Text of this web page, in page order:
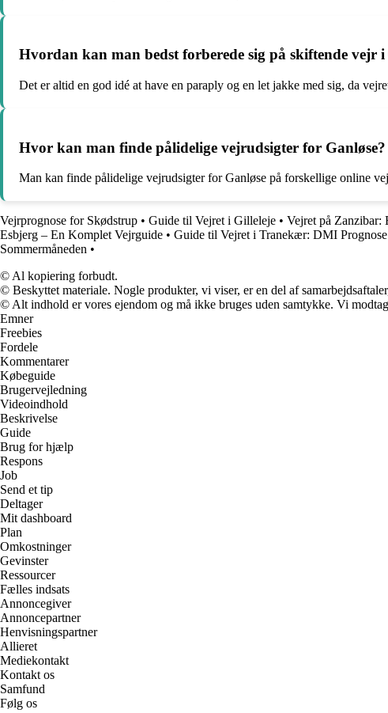
Hvordan kan man bedst forberede sig på skiftende vejr i
Det er altid en god idé at have en paraply og en let jakke med sig, da
Hvor kan man finde pålidelige vejrudsigter for Ganløse?
Man kan finde pålidelige vejrudsigter for Ganløse på forskellige online
Vejrprognose for Skødstrup • Guide til Vejret i Gilleleje • Vejret på Zanzibar:
Esbjerg – En Komplet Vejrguide • Guide til Vejret i Tranekær: DMI
Sommermåneden •
© Al kopiering forbudt.
© Beskyttet materiale. Nogle produkter, vi viser, er en del af
© Alt indhold er vores ejendom og må ikke bruges uden samtykke. Vi
Emner
Freebies
Fordele
Kommentarer
Købeguide
Brugervejledning
Videoindhold
Beskrivelse
Guide
Brug for hjælp
Respons
Job
Send et tip
Deltager
Mit dashboard
Plan
Omkostninger
Gevinster
Ressourcer
Fælles indsats
Annoncegiver
Annoncepartner
Henvisningspartner
Allieret
Mediekontakt
Kontakt os
Samfund
Følg os